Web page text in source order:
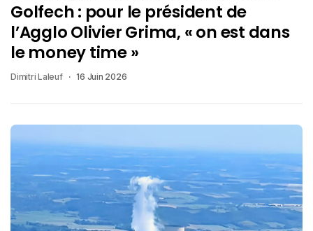
Golfech : pour le président de
l’Agglo Olivier Grima, « on est dans
le money time »
Dimitri Laleuf 16 Juin 2026